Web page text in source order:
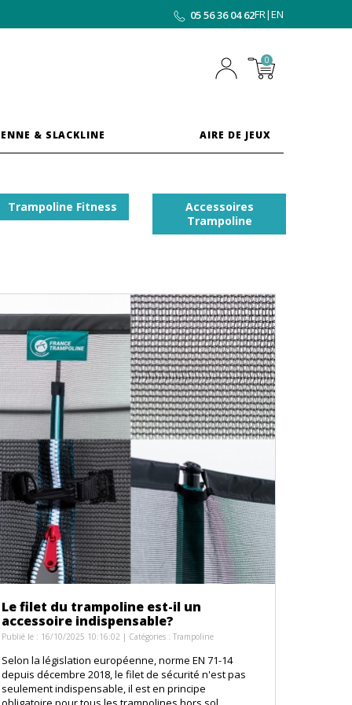
05 56 36 04 62FR|EN
0
& SLACKLINE AIRE DE JEUX
Trampoline Fitness
Accessoires
Trampoline
Le filet du trampoline est-il un
accessoire indispensable?
Publié le : 16/10/2025 10:16:02 | Catégories : Trampoline
Selon la législation européenne, norme EN 71-14
depuis décembre 2018, le filet de sécurité n'est pas
seulement indispensable, il est en principe